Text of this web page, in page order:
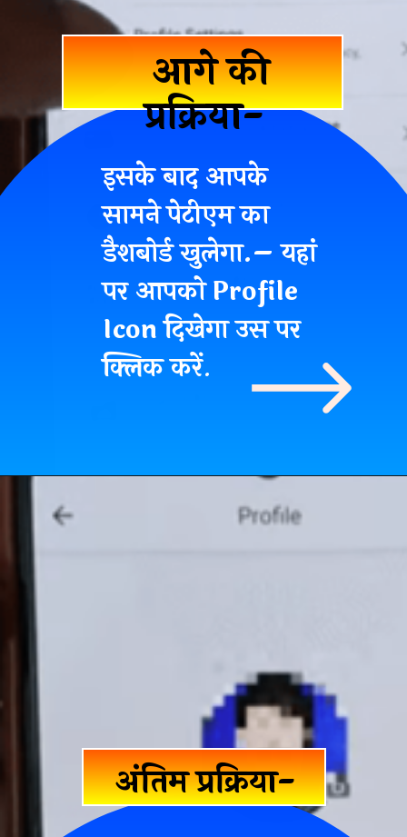
आगे की
प्रक्रिया-
इसके बाद आपके
सामने पेटीएम का
डैशबोर्ड खुलेगा.– यहां
पर आपको Profile
Icon दिखेगा उस पर
क्लिक करें.
अंतिम प्रक्रिया-